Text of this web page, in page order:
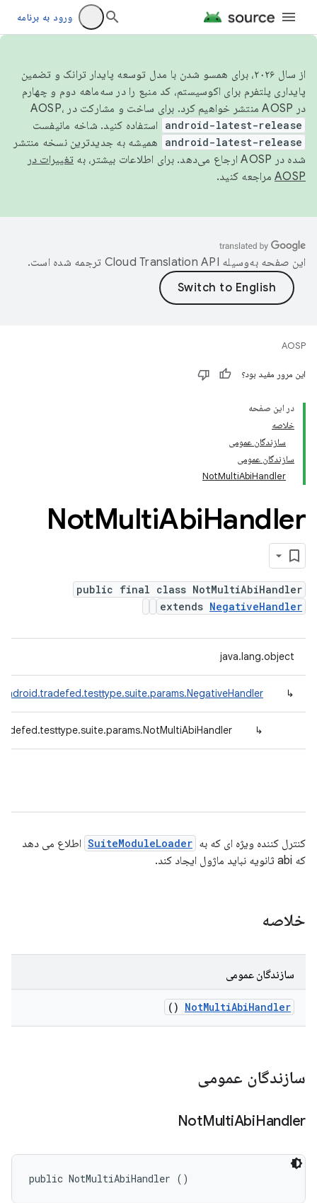
ورود به برنامه
از سال ۲۰۲۶، برای همسو شدن با مدل توسعه پایدار ترانک و تضمین
پایداری پلتفرم برای اکوسیستم، کد منبع را در سه‌ماهه دوم و چهارم
در AOSP منتشر خواهیم کرد. برای ساخت و مشارکت در AOSP،
android-latest-release استفاده کنید. شاخه مانیفست
android-latest-release
همیشه به جدیدترین نسخه منتشر
شده در AOSP ارجاع می‌دهد. برای اطلاعات بیشتر، به
تغییرات در
AOSP مراجعه کنید.
این صفحه به‌وسیله ترجمه شده است.
AOSP
این مرور مفید بود؟
در این صفحه
خلاصه
سازندگان عمومی
سازندگان عمومی
NotMultiAbiHandler
NotMultiAbiHandler
public final class NotMultiAbiHandler
extends NegativeHandler
java.lang.object
↳
↳
کنترل کننده ویژه ای که به SuiteModuleLoader اطلاع می دهد
که abi ثانویه نباید ماژول ایجاد کند.
خلاصه
سازندگان عمومی
NotMultiAbiHandler
()
سازندگان عمومی
NotMultiAbiHandler
public NotMultiAbiHandler ()